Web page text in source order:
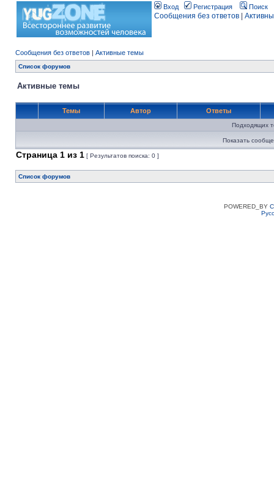
Вход Регистрация Поиск
Сообщения без ответов
Сообщения без ответов | Активные темы
Список форумов
Активные темы
Темы Автор Ответы
Подходящих
Показать
Страница 1 из 1 [ Результатов поиска: 0 ]
Список форумов
POWERED_BY